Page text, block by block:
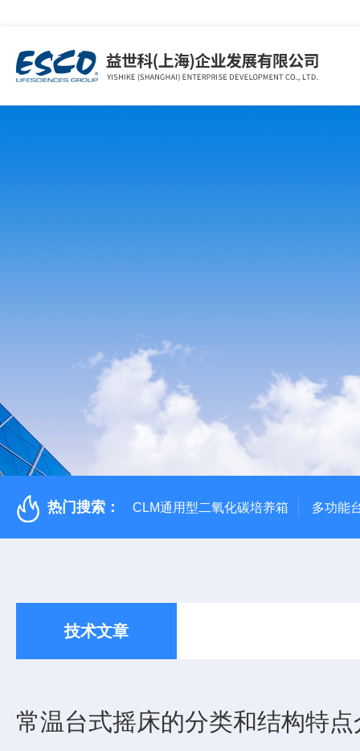
热门搜索： CLM通用型二氧化碳培养箱 多功能
技术文章
常温台式摇床的分类和结构特点